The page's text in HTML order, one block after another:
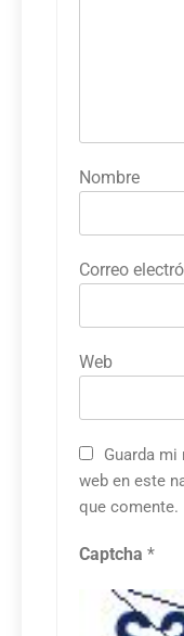
Nombre
Correo
Web
Guarda
web en este
que comente.
Captcha *